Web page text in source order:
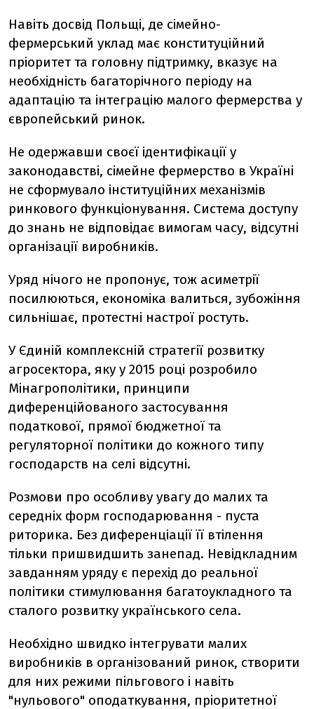
Навіть досвід Польщі, де сімейно-
фермерський уклад має конституційний
пріоритет та головну підтримку, вказує на
необхідність багаторічного періоду на
адаптацію та інтеграцію малого фермерства у
європейський ринок.
Не одержавши своєї ідентифікації у
законодавстві, сімейне фермерство в Україні
не сформувало інституційних механізмів
ринкового функціонування. Система доступу
до знань не відповідає вимогам часу, відсутні
організації виробників.
Уряд нічого не пропонує, тож асиметрії
посилюються, економіка валиться, зубожіння
сильнішає, протестні настрої ростуть.
У Єдиній комплексній стратегії розвитку
агросектора, яку у 2015 році розробило
Мінагрополітики, принципи
диференційованого застосування
податкової, прямої бюджетної та
регуляторної політики до кожного типу
господарств на селі відсутні.
Розмови про особливу увагу до малих та
середніх форм господарювання - пуста
риторика. Без диференціації її втілення
тільки пришвидшить занепад. Невідкладним
завданням уряду є перехід до реальної
політики стимулювання багатоукладного та
сталого розвитку українського села.
Необхідно швидко інтегрувати малих
виробників в організований ринок, створити
для них режими пільгового і навіть
"нульового" оподаткування, пріоритетної